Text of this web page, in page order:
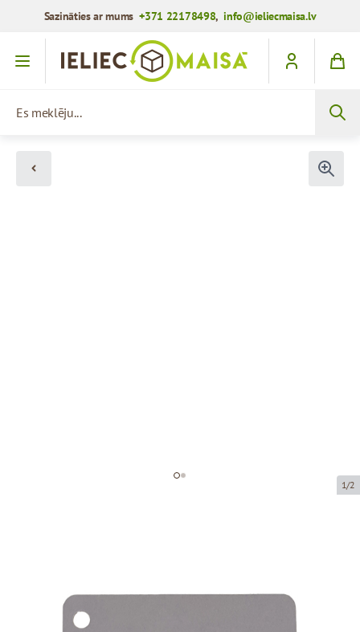
Sazināties ar mums+371 22178498,info@ieliecmaisa.lv
Iet uz saturu
1/2
85 x 54 mm
170 g/m2